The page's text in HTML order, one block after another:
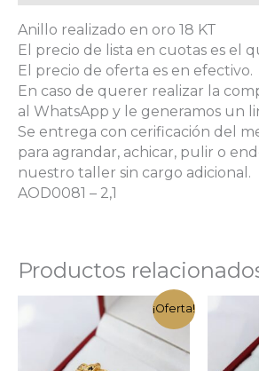
Anillo realizado en oro 18 KT
El precio de lista en cuotas es el
El precio de oferta es en efectivo.
En caso de querer realizar la
al WhatsApp y le generamos un
Se entrega con cerificación del
para agrandar, achicar, pulir o
nuestro taller sin cargo adicional.
AOD0081 – 2,1
Productos
¡Oferta!